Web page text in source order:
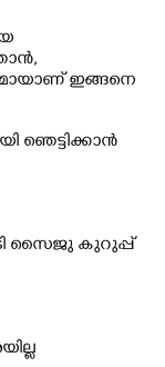
ഇങ്ങനെ
ഞെട്ടിക്കാൻ
സൈജു കുറുപ്പ്